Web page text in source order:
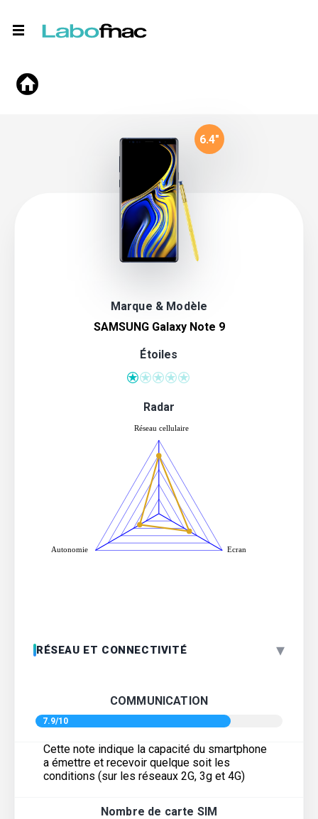
Marque & Modèle
6.4"
SAMSUNG Galaxy Note 9
Étoiles
Radar
RÉSEAU ET CONNECTIVITÉ ▾
COMMUNICATION
7.9/10
Cette note indique la capacité du smartphone
a émettre et recevoir quelque soit les
conditions (sur les réseaux 2G, 3g et 4G)
Nombre de carte SIM